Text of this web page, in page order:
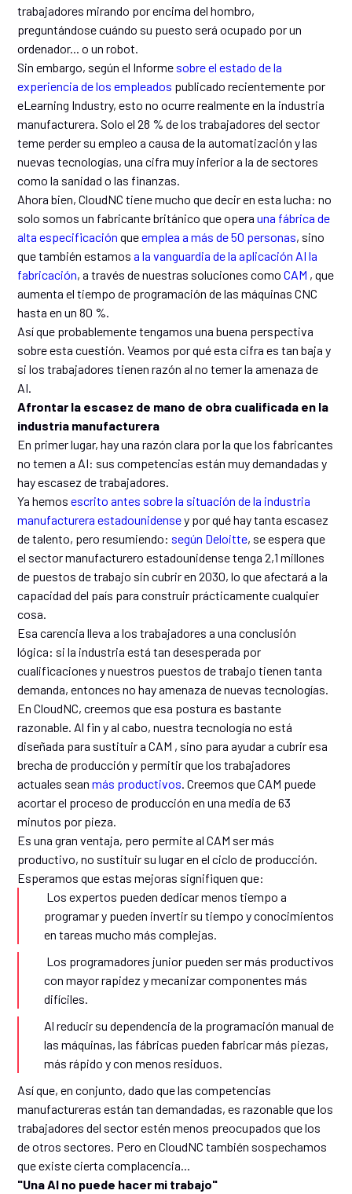
trabajadores mirando por encima del hombro,
preguntándose cuándo su puesto será ocupado por un
ordenador... o un robot.
Sin embargo, según el Informe sobre el estado de la
experiencia de los empleados publicado recientemente por
eLearning Industry, esto no ocurre realmente en la industria
manufacturera. Solo el 28 % de los trabajadores del sector
teme perder su empleo a causa de la automatización y las
nuevas tecnologías, una cifra muy inferior a la de sectores
como la sanidad o las finanzas.
Ahora bien, CloudNC tiene mucho que decir en esta lucha: no
solo somos un fabricante británico que operauna fábrica de
alta especificación queemplea a más de 50 personas, sino
que también estamosa la vanguardia de la aplicación AI la
fabricación, a través de nuestras soluciones comoCAM , que
aumenta el tiempo de programación de las máquinas CNC
hasta en un 80 %.
Así que probablemente tengamos una buena perspectiva
sobre esta cuestión. Veamos por qué esta cifra es tan baja y
si los trabajadores tienen razón al no temer la amenaza de
AI.
Afrontar la escasez de mano de obra cualificada en la
industria manufacturera
En primer lugar, hay una razón clara por la que los fabricantes
no temen a AI: sus competencias están muy demandadas y
hay escasez de trabajadores.
Ya hemosescrito antes sobre la situación de la industria
manufacturera estadounidensey por qué hay tanta escasez
de talento, pero resumiendo: según Deloitte, se espera que
el sector manufacturero estadounidense tenga 2,1 millones
de puestos de trabajo sin cubrir en 2030, lo que afectará a la
capacidad del país para construir prácticamente cualquier
cosa.
Esa carencia lleva a los trabajadores a una conclusión
lógica: si la industria está tan desesperada por
cualificaciones y nuestros puestos de trabajo tienen tanta
demanda, entonces no hay amenaza de nuevas tecnologías.
En CloudNC, creemos que esa postura es bastante
razonable. Al fin y al cabo, nuestra tecnología no está
diseñada para sustituir a CAM , sino para ayudar a cubrir esa
brecha de producción y permitir que los trabajadores
actuales seanmás productivos . Creemos que CAM puede
acortar el proceso de producción en una media de 63
minutos por pieza.
Es una gran ventaja, pero permite al CAM ser más
productivo, no sustituir su lugar en el ciclo de producción.
Esperamos que estas mejoras signifiquen que:
Los expertos pueden dedicar menos tiempo a
programar y pueden invertir su tiempo y conocimientos
en tareas mucho más complejas.
Los programadores junior pueden ser más productivos
con mayor rapidez y mecanizar componentes más
difíciles.
Al reducir su dependencia de la programación manual de
las máquinas, las fábricas pueden fabricar más piezas,
más rápido y con menos residuos.
Así que, en conjunto, dado que las competencias
manufactureras están tan demandadas, es razonable que los
trabajadores del sector estén menos preocupados que los
de otros sectores. Pero en CloudNC también sospechamos
que existe cierta complacencia...
"Una AI no puede hacer mi trabajo"